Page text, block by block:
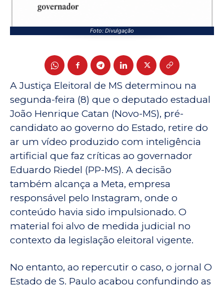
Foto: Divulgação
A Justiça Eleitoral de MS determinou na
segunda-feira (8) que o deputado estadual
João Henrique Catan (Novo-MS), pré-
candidato ao governo do Estado, retire do
ar um vídeo produzido com inteligência
artificial que faz críticas ao governador
Eduardo Riedel (PP-MS). A decisão
também alcança a Meta, empresa
responsável pelo Instagram, onde o
conteúdo havia sido impulsionado. O
material foi alvo de medida judicial no
contexto da legislação eleitoral vigente.
No entanto, ao repercutir o caso, o jornal O
Estado de S. Paulo acabou confundindo as